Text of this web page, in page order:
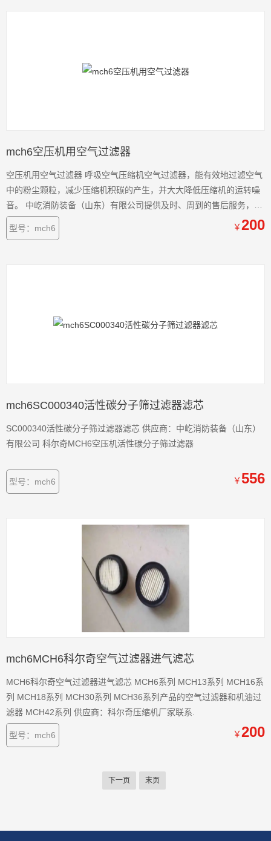
mch6空压机用空气过滤器
空压机用空气过滤器 呼吸空气压缩机空气过滤器，能有效地过滤空气
中的粉尘颗粒，减少压缩机积碳的产生，并大大降低压缩机的运转噪
音。 中屹消防装备（山东）有限公司提供及时、周到的售后服务，只
要服务热线，我们服务人员将在短的间内回复您的电话，并立即前往
处理，公司将负责提供原厂零配件,避免使用非原厂零配件造成机器故
型号：mch6 ￥200
mch6SC000340活性碳分子筛过滤器滤芯
SC000340活性碳分子筛过滤器滤芯 供应商：中屹消防装备（山东）
有限公司 科尔奇MCH6空压机活性碳分子筛过滤器
型号：mch6 ￥556
mch6MCH6科尔奇空气过滤器进气滤芯
MCH6科尔奇空气过滤器进气滤芯 MCH6系列 MCH13系列 MCH16系
列 MCH18系列 MCH30系列 MCH36系列产品的空气过滤器和机油过
滤器 MCH42系列 供应商：科尔奇压缩机厂家联系.
型号：mch6 ￥200
下一页 末页